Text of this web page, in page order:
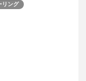
リング